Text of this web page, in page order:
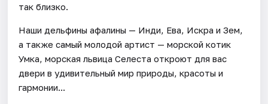
так близко.
Наши дельфины афалины — Инди, Ева, Искра и Зем,
а также самый молодой артист — морской котик
Умка, морская львица Селеста откроют для вас
двери в удивительный мир природы, красоты и
гармонии...